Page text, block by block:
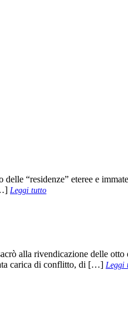
“residenze” eteree e
Leggi tutto
alla rivendicazione delle
carica di conflitto, di […] Leggi